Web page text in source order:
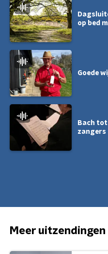
op bed
Goede
Bach
zangers
Meer uitzendingen